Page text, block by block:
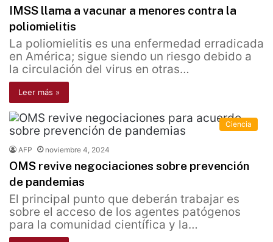
IMSS llama a vacunar a menores contra la
poliomielitis
La poliomielitis es una enfermedad erradicada
en América; sigue siendo un riesgo debido a
la circulación del virus en otras…
Leer más »
Ciencia
AFP noviembre 4, 2024
OMS revive negociaciones sobre prevención
de pandemias
El principal punto que deberán trabajar es
sobre el acceso de los agentes patógenos
para la comunidad científica y la…